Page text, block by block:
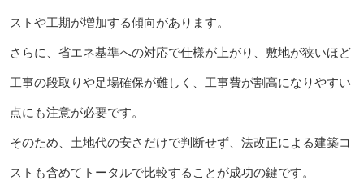
ストや工期が増加する傾向があります。
さらに、省エネ基準への対応で仕様が上がり、敷地が狭いほど
工事の段取りや足場確保が難しく、工事費が割高になりやすい
点にも注意が必要です。
そのため、土地代の安さだけで判断せず、法改正による建築コ
ストも含めてトータルで比較することが成功の鍵です。